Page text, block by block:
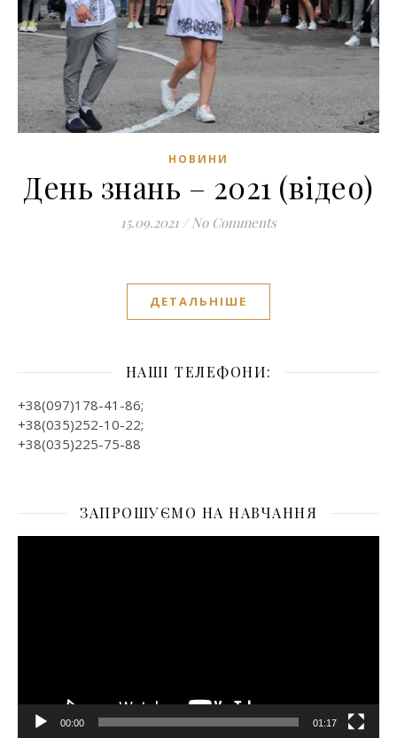
НОВИНИ
День знань – 2021 (відео)
15.09.2021 / No Comments
ДЕТАЛЬНІШЕ
НАШІ ТЕЛЕФОНИ:
+38(097)178-41-86;
+38(035)252-10-22;
+38(035)225-75-88
ЗАПРОШУЄМО НА НАВЧАННЯ
00:00 01:17